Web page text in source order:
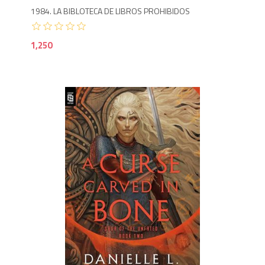
1984. LA BIBLOTECA DE LIBROS PROHIBIDOS
1,250